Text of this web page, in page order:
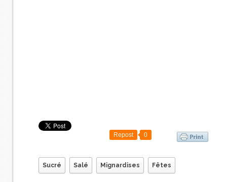
Repost 0
Sucré Salé Mignardises Fêtes